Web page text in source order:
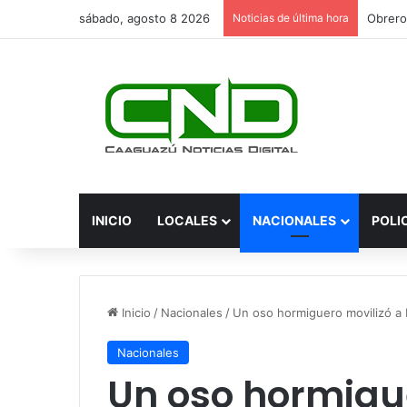
sábado, agosto 8 2026 Noticias de última hora
INICIO LOCALES NACIONALES
Inicio / Nacionales / Un oso hormiguero movilizó
Nacionales
Un oso